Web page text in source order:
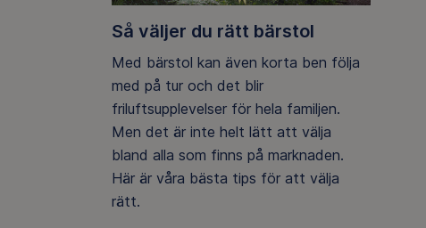
Så väljer du rätt bärstol
Med bärstol kan även korta ben följa
med på tur och det blir
friluftsupplevelser för hela familjen.
Men det är inte helt lätt att välja
bland alla som finns på marknaden.
Här är våra bästa tips för att välja
rätt.